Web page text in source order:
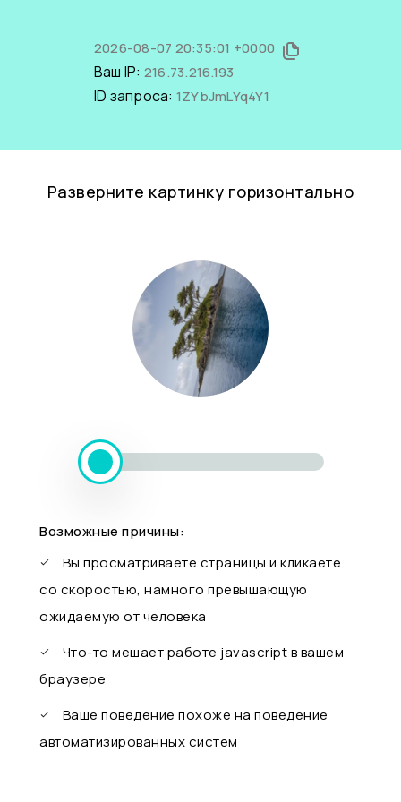
2026-08-07 20:35:01 +0000
Ваш IP: 216.73.216.193
ID запроса: 1ZYbJmLYq4Y1
Разверните картинку горизонтально
Возможные причины:
Вы просматриваете страницы и кликаете
со скоростью, намного превышающую
ожидаемую от человека
Что-то мешает работе javascript в вашем
браузере
Ваше поведение похоже на поведение
автоматизированных систем